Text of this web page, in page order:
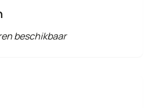
beschikbaar